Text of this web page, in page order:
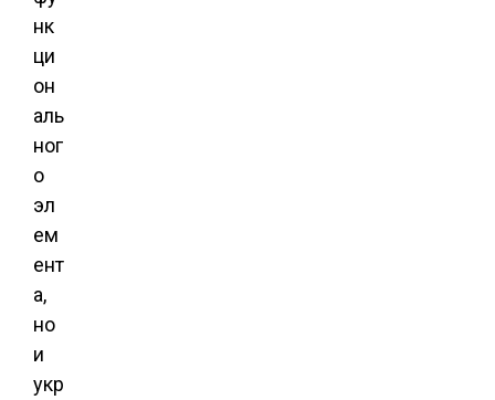
нк
ци
он
аль
ног
о
эл
ем
ент
а,
но
и
укр